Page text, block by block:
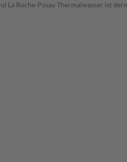
La Roche-Posay Thermalwasser ist